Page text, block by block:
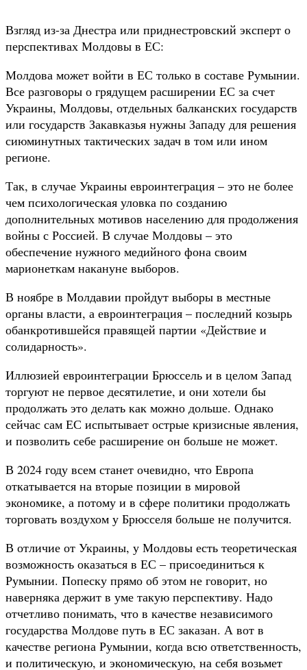
Взгляд из-за Днестра или приднестровский эксперт о
перспективах Молдовы в ЕС:
Молдова может войти в ЕС только в составе Румынии.
Все разговоры о грядущем расширении ЕС за счет
Украины, Молдовы, отдельных балканских государств
или государств Закавказья нужны Западу для решения
сиюминутных тактических задач в том или ином
регионе.
Так, в случае Украины евроинтеграция – это не более
чем психологическая уловка по созданию
дополнительных мотивов населению для продолжения
войны с Россией. В случае Молдовы – это
обеспечение нужного медийного фона своим
марионеткам накануне выборов.
В ноябре в Молдавии пройдут выборы в местные
органы власти, а евроинтеграция – последний козырь
обанкротившейся правящей партии «Действие и
солидарность».
Иллюзией евроинтеграции Брюссель и в целом Запад
торгуют не первое десятилетие, и они хотели бы
продолжать это делать как можно дольше. Однако
сейчас сам ЕС испытывает острые кризисные явления,
и позволить себе расширение он больше не может.
В 2024 году всем станет очевидно, что Европа
откатывается на вторые позиции в мировой
экономике, а потому и в сфере политики продолжать
торговать воздухом у Брюсселя больше не получится.
В отличие от Украины, у Молдовы есть теоретическая
возможность оказаться в ЕС – присоединиться к
Румынии. Попеску прямо об этом не говорит, но
наверняка держит в уме такую перспективу. Надо
отчетливо понимать, что в качестве независимого
государства Молдове путь в ЕС заказан. А вот в
качестве региона Румынии, когда всю ответственность,
и политическую, и экономическую, на себя возьмет